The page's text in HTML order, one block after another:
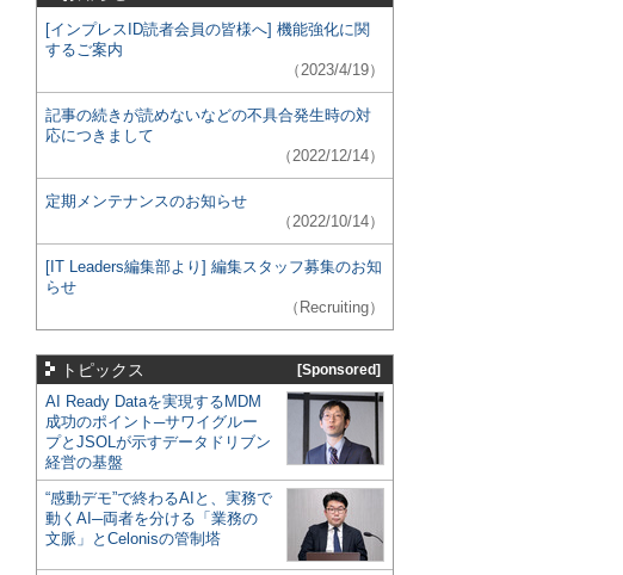
[インプレスID読者会員の皆様へ] 機能強化に関
するご案内
（2023/4/19）
記事の続きが読めないなどの不具合発生時の対
応につきまして
（2022/12/14）
定期メンテナンスのお知らせ
（2022/10/14）
[IT Leaders編集部より] 編集スタッフ募集のお知
らせ
（Recruiting）
トピックス [Sponsored]
AI Ready Dataを実現するMDM
成功のポイント─サワイグルー
プとJSOLが示すデータドリブン
経営の基盤
“感動デモ”で終わるAIと、実務で
動くAI─両者を分ける「業務の
文脈」とCelonisの管制塔